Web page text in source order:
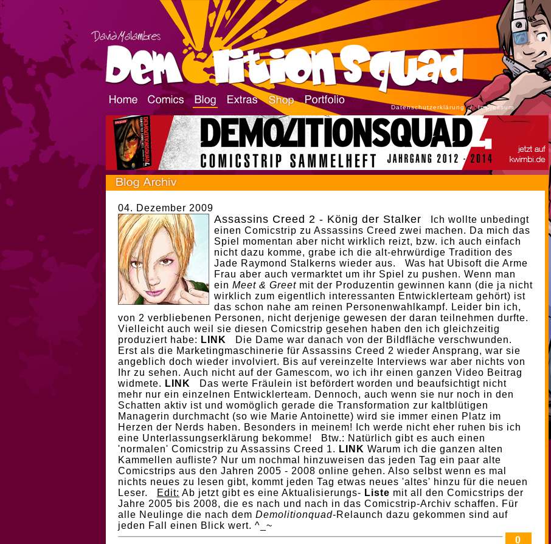
Datenschutzerklärung / Impressum
04. Dezember 2009
Assassins Creed 2 - König der Stalker Ich wollte unbedingt
einen Comicstrip zu Assassins Creed zwei machen. Da mich das
Spiel momentan aber nicht wirklich reizt, bzw. ich auch einfach
nicht dazu komme, grabe ich die alt-ehrwürdige Tradition des
Jade Raymond Stalkerns wieder aus. Was hat Ubisoft die Arme
Frau aber auch vermarktet um ihr Spiel zu pushen. Wenn man
ein Meet & Greet mit der Produzentin gewinnen kann (die ja nicht
wirklich zum eigentlich interessanten Entwicklerteam gehört) ist
das schon nahe am reinen Personenwahlkampf. Leider bin ich,
von 2 verbliebenen Personen, nicht derjenige gewesen der daran teilnehmen durfte.
Vielleicht auch weil sie diesen Comicstrip gesehen haben den ich gleichzeitig
produziert habe: LINK
Die Dame war danach von der Bildfläche verschwunden.
Erst als die Marketingmaschinerie für Assassins Creed 2 wieder Ansprang, war sie
angeblich doch wieder involviert. Bis auf vereinzelte Interviews war aber nichts von
Ihr zu sehen. Auch nicht auf der Gamescom, wo ich ihr einen ganzen Video Beitrag
widmete. LINK
Das werte Fräulein ist befördert worden und beaufsichtigt nicht
mehr nur ein einzelnen Entwicklerteam. Dennoch, auch wenn sie nur noch in den
Schatten aktiv ist und womöglich gerade die Transformation zur kaltblütigen
Managerin durchmacht (so wie Marie Antoinette) wird sie immer einen Platz im
Herzen der Nerds haben. Besonders in meinem! Ich werde nicht eher ruhen bis ich
eine Unterlassungserklärung bekomme! Btw.: Natürlich gibt es auch einen
'normalen' Comicstrip zu Assassins Creed 1. LINK Warum ich die ganzen alten
Kammellen aufliste? Nur um nochmal hinzuweisen das jeden Tag ein paar alte
Comicstrips aus den Jahren 2005 - 2008 online gehen. Also selbst wenn es mal
nichts neues zu lesen gibt, kommt jeden Tag etwas neues 'altes' hinzu für die neuen
Leser.
Edit: Ab jetzt gibt es eine Aktualisierungs- Liste mit all den Comicstrips der
Jahre 2005 bis 2008, die es nach und nach in das Comicstrip-Archiv schaffen. Für
alle Neulinge die nach dem Demolitionquad-Relaunch dazu gekommen sind auf
jeden Fall einen Blick wert. ^_~
0